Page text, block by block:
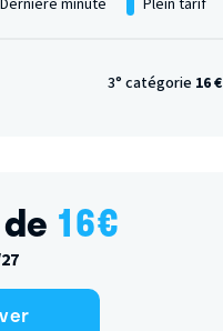
3° catégorie 16 €
16€